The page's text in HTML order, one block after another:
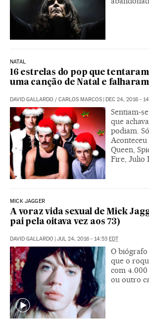
NATAL
16 estrelas do pop que
uma canção de Natal e falharam
DAVID GALLARDO / CARLOS MARCOS DEC 24, 2016 -
Sentiam-
que
podiam.
Queen,
Fire, Julio
MICK JAGGER
A voraz vida sexual de Mick
pai pela oitava vez aos 73)
DAVID GALLARDO | JUL 24, 2016 - 14:53 EDT
O
que o
com
ou outro